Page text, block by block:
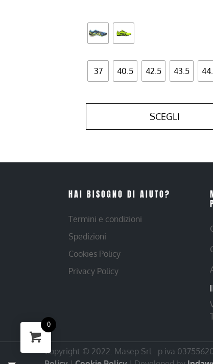
37 40.5 42.5 43.5
SCEGLI
HAI BISOGNO DI AIUTO?
Termini e condizioni
Spedizioni
Cookies Policy
Privacy Policy
Copyright © 2022. Masep Srl - p.iva
0